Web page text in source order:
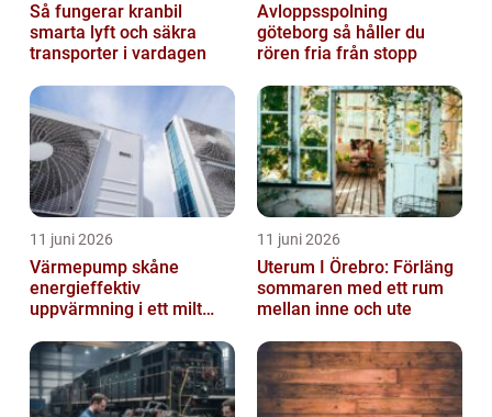
Så fungerar kranbil
smarta lyft och säkra
transporter i vardagen
Avloppsspolning
göteborg så håller du
rören fria från stopp
11 juni 2026
Värmepump skåne
energieffektiv
uppvärmning i ett milt
11 juni 2026
Uterum I Örebro: Förläng
sommaren med ett rum
mellan inne och ute